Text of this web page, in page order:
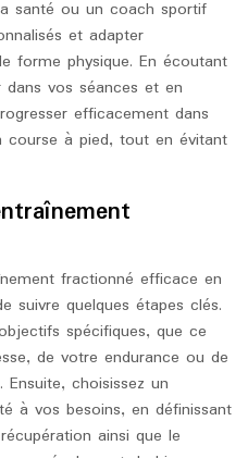
santé ou un coach sportif
et adapter
forme physique. En écoutant
vos séances et en
efficacement dans
à pied, tout en évitant
fractionné efficace en
suivre quelques étapes clés.
spécifiques, que ce
de votre endurance ou de
choisissez un
à vos besoins, en définissant
ainsi que le